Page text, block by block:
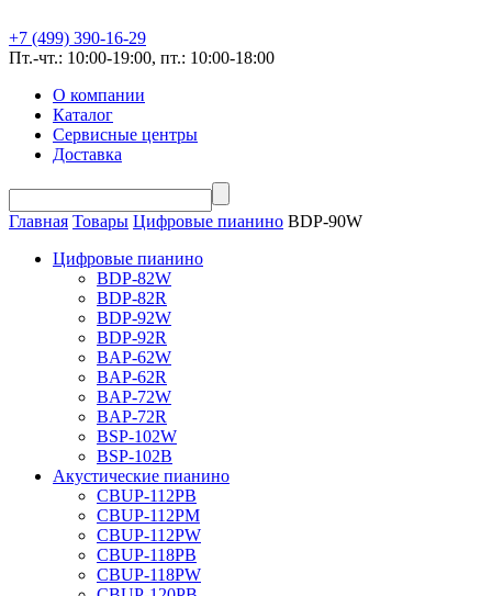
+7 (499) 390-16-29
Пт.-чт.: 10:00-19:00, пт.: 10:00-18:00
О компании
Каталог
Сервисные центры
Доставка
Главная Товары Цифровые пианино BDP-90W
Цифровые пианино
BDP-82W
BDP-82R
BDP-92W
BDP-92R
BAP-62W
BAP-62R
BAP-72W
BAP-72R
BSP-102W
BSP-102B
Акустические пианино
CBUP-112PB
CBUP-112PM
CBUP-112PW
CBUP-118PB
CBUP-118PW